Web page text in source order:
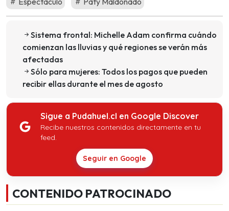
Sistema frontal: Michelle Adam confirma cuándo
comienzan las lluvias y qué regiones se verán más
afectadas
Sólo para mujeres: Todos los pagos que pueden
recibir ellas durante el mes de agosto
Sigue a Pudahuel.cl en Google Discover
Recibe nuestros contenidos directamente en tu
feed.
Seguir en Google
CONTENIDO PATROCINADO